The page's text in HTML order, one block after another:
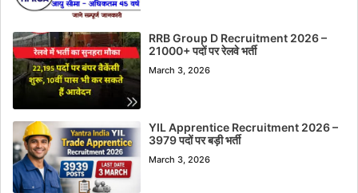
RRB Group D Recruitment 2026 –
21000+ पदों पर रेलवे भर्ती
March 3, 2026
YIL Apprentice Recruitment 2026 –
3979 पदों पर बड़ी भर्ती
March 3, 2026